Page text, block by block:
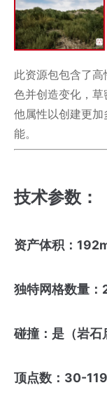
此资源包包含了
色并创造变化，
他属性以创建更
能。
技术参数：
资产体积：
独特网格数量：
碰撞：是（岩石
顶点数：30-